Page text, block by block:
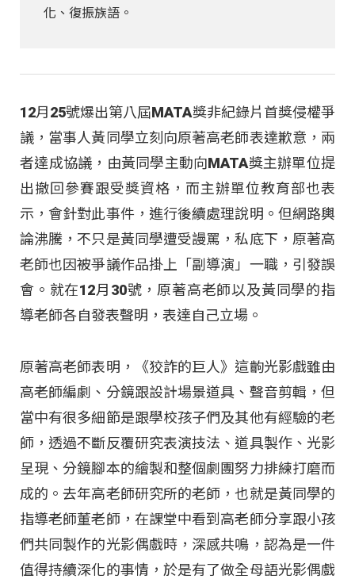
化、復振族語。
12月25號爆出第八屆MATA獎非紀錄片首獎侵權爭
議，當事人黃同學立刻向原著高老師表達歉意，兩
者達成協議，由黃同學主動向MATA獎主辦單位提
出撤回參賽跟受獎資格，而主辦單位教育部也表
示，會針對此事件，進行後續處理說明。但網路輿
論沸騰，不只是黃同學遭受謾罵，私底下，原著高
老師也因被爭議作品掛上「副導演」一職，引發誤
會。就在12月30號，原著高老師以及黃同學的指
導老師各自發表聲明，表達自己立場。
原著高老師表明，《狡詐的巨人》這齣光影戲雖由
高老師編劇、分鏡跟設計場景道具、聲音剪輯，但
當中有很多細節是跟學校孩子們及其他有經驗的老
師，透過不斷反覆研究表演技法、道具製作、光影
呈現、分鏡腳本的繪製和整個劇團努力排練打磨而
成的。去年高老師研究所的老師，也就是黃同學的
指導老師董老師，在課堂中看到高老師分享跟小孩
們共同製作的光影偶戲時，深感共鳴，認為是一件
值得持續深化的事情，於是有了做全母語光影偶戲